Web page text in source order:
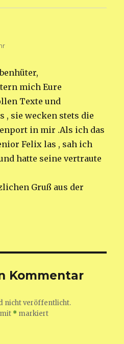
mich Eure
Texte und
, sie wecken stets die
in mir .Als ich das
Felix las , sah ich
hatte seine vertraute
Gruß aus der
Kommentar
nicht veröffentlicht.
* markiert